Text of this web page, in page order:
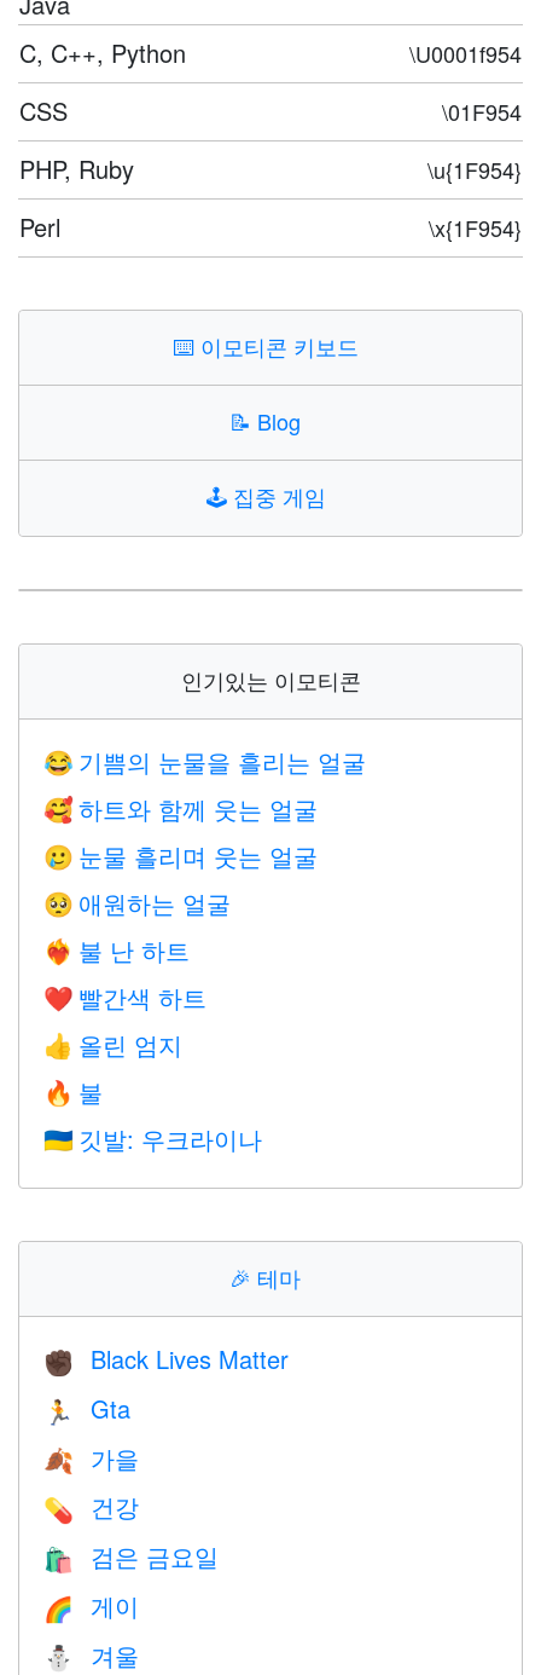
C, C++, Python \U0001f954
CSS \01F954
PHP, Ruby \u{1F954}
Perl \x{1F954}
⌨️ 이모티콘 키보드
📝 Blog
🕹️ 집중 게임
인기있는 이모티콘
😂 기쁨의 눈물을 흘리는 얼굴
🥰 하트와 함께 웃는 얼굴
🥲 눈물 흘리며 웃는 얼굴
🥺 애원하는 얼굴
❤️‍🔥 불 난 하트
❤️ 빨간색 하트
👍 올린 엄지
🔥 불
🇺🇦 깃발: 우크라이나
🎉 테마
✊🏿 Black Lives Matter
🏃 Gta
🍂 가을
💊 건강
🛍 검은 금요일
🌈 게이
⛄ 겨울